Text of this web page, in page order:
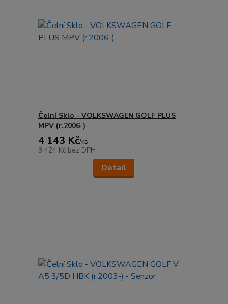
Čelní Sklo - VOLKSWAGEN GOLF PLUS
MPV (r.2006-)
4 143 Kč/ks
3 424 Kč bez DPH
Detail